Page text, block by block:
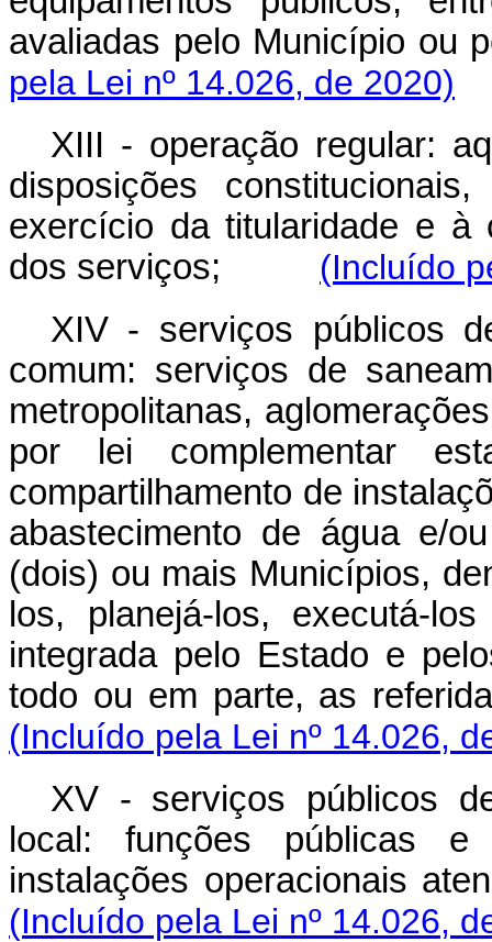
avaliadas pelo Município ou
pela Lei nº 14.026, de 2020)
XIII - operação regular:
disposições
exercício da titularidade e à
dos serviços;
(Incluído
XIV - serviços públicos
comum: serviços de
metropolitanas,
por lei complementar
compartilhamento de
abastecimento de água e/
(dois) ou mais Municípios,
los, planejá-los, executá-
integrada pelo Estado e
todo ou em parte, as
(Incluído pela Lei nº 14.026,
XV - serviços públicos
local: funções públicas
instalações operacionais
(Incluído pela Lei nº 14.026,